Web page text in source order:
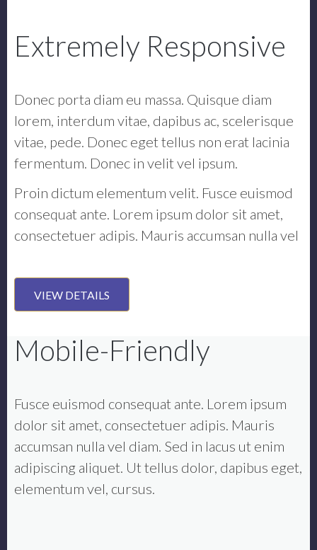
Extremely Responsive
Donec porta diam eu massa. Quisque diam
lorem, interdum vitae, dapibus ac, scelerisque
vitae, pede. Donec eget tellus non erat lacinia
fermentum. Donec in velit vel ipsum.
Proin dictum elementum velit. Fusce euismod
consequat ante. Lorem ipsum dolor sit amet,
consectetuer adipis. Mauris accumsan nulla vel
VIEW DETAILS
Mobile-Friendly
Fusce euismod consequat ante. Lorem ipsum
dolor sit amet, consectetuer adipis. Mauris
accumsan nulla vel diam. Sed in lacus ut enim
adipiscing aliquet. Ut tellus dolor, dapibus eget,
elementum vel, cursus.